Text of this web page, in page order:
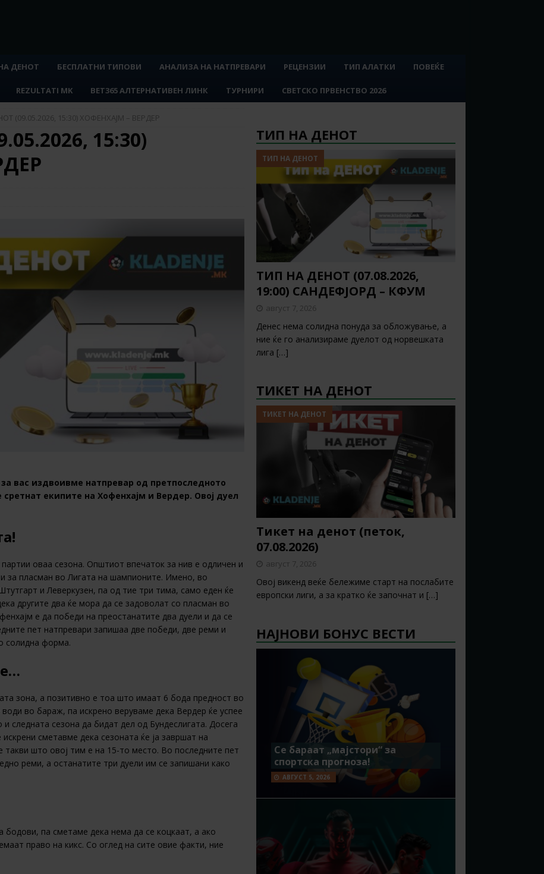
ДЕНОТ БЕСПЛАТНИ ТИПОВИ АНАЛИЗА НА НАТПРЕВАРИ РЕЦЕНЗИИ ТИП АЛАТКИ ПОВЕЌЕ
REZULTATI MK BET365 АЛТЕРНАТИВЕН ЛИНК ТУРНИРИ СВЕТСКО ПРВЕНСТВО 2026
(09.05.2026, 15:30) ХОФЕНХАЈМ – ВЕРДЕР
15:30)
вас издвоивме натпревар од претпоследното
екипите на Хофенхајм и Вердер. Овој дуел
оваа сезона. Општиот впечаток за нив е одличен и
за пласман во Лигата на шампионите. Имено, во
и Леверкузен, па од тие три тима, само еден ќе
другите два ќе мора да се задоволат со пласман во
е да победи на преостанатите два дуели и да се
пет натпревари запишаа две победи, две реми и
солидна форма.
зона, а позитивно е тоа што имаат 6 бода предност во
во бараж, па искрено веруваме дека Вердер ќе успее
следната сезона да бидат дел од Бундеслигата. Досега
сметавме дека сезоната ќе ја завршат на
такви што овој тим е на 15-то место. Во последните пет
реми, а останатите три дуели им се запишани како
па сметаме дека нема да се коцкаат, а ако
право на кикс. Со оглед на сите овие факти, ние
ТИП НА ДЕНОТ
ТИП НА ДЕНОТ
ТИП НА ДЕНОТ (07.08.2026,
19:00) САНДЕФЈОРД – КФУМ
август 7, 2026
Денес нема солидна понуда за обложување, а
ние ќе го анализираме дуелот од норвешката
лига […]
ТИКЕТ НА ДЕНОТ
ТИКЕТ НА ДЕНОТ
Тикет на денот (петок,
07.08.2026)
август 7, 2026
Овој викенд веќе бележиме старт на послабите
европски лиги, а за кратко ќе започнат и […]
НАЈНОВИ БОНУС ВЕСТИ
Се бараат „мајстори“ за
спортска прогноза!
АВГУСТ 5, 2026